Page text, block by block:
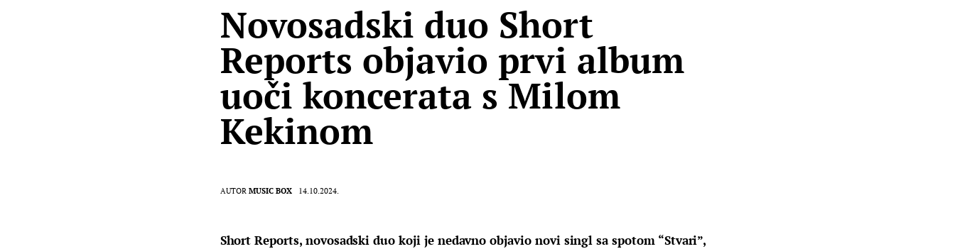
Novosadski duo Short
Reports objavio prvi album
uoči koncerata s Milom
Kekinom
AUTOR MUSIC BOX 14.10.2024.
Short Reports, novosadski duo koji je nedavno objavio novi singl sa spotom “Stvari”,